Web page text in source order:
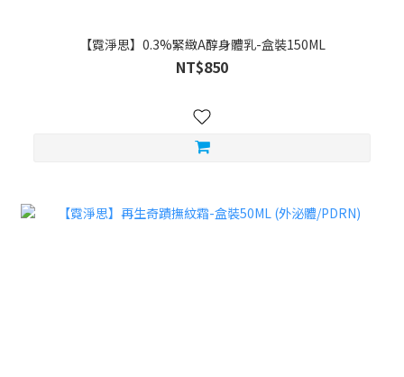
【霓淨思】0.3%緊緻A醇身體乳-盒裝150ML
NT$850